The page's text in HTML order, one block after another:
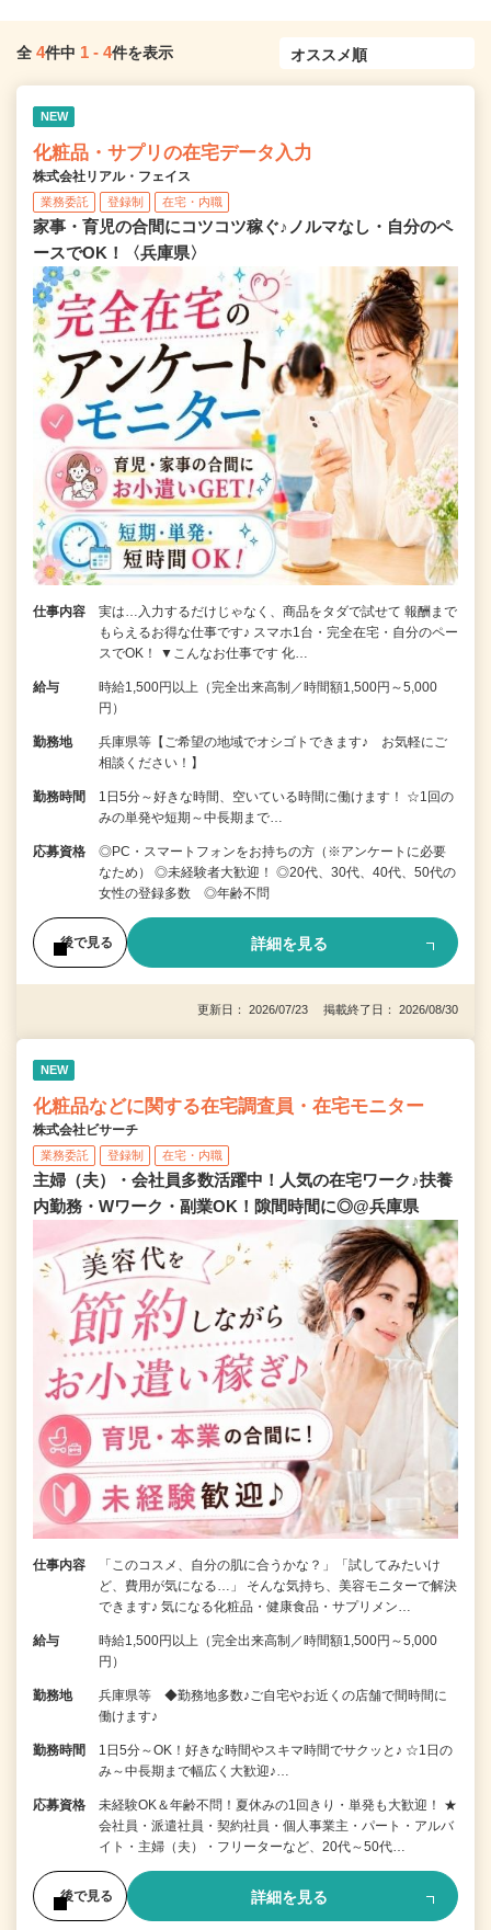
全 4件中 1 - 4件を表示
NEW
化粧品・サプリの在宅データ入力
株式会社リアル・フェイス
業務委託 登録制 在宅・内職
家事・育児の合間にコツコツ稼ぐ♪ノルマなし・自分のペ
ースでOK！〈兵庫県〉
仕事内容
実は…入力するだけじゃなく、商品をタダで試せて 報酬まで
もらえるお得な仕事です♪ スマホ1台・完全在宅・自分のペー
スでOK！ ▼こんなお仕事です 化…
給与
時給1,500円以上（完全出来高制／時間額1,500円～5,000
円）
勤務地
兵庫県等【ご希望の地域でオシゴトできます♪ お気軽にご
相談ください！】
勤務時間
1日5分～好きな時間、空いている時間に働けます！ ☆1回の
みの単発や短期～中長期まで…
応募資格
◎PC・スマートフォンをお持ちの方（※アンケートに必要
なため） ◎未経験者大歓迎！ ◎20代、30代、40代、50代の
女性の登録多数 ◎年齢不問
後で見る 詳細を見る
更新日： 2026/07/23 掲載終了日： 2026/08/30
NEW
化粧品などに関する在宅調査員・在宅モニター
株式会社ビサーチ
業務委託 登録制 在宅・内職
主婦（夫）・会社員多数活躍中！人気の在宅ワーク♪扶養
内勤務・Wワーク・副業OK！隙間時間に◎@兵庫県
仕事内容
「このコスメ、自分の肌に合うかな？」「試してみたいけ
ど、費用が気になる…」 そんな気持ち、美容モニターで解決
できます♪ 気になる化粧品・健康食品・サプリメン…
給与
時給1,500円以上（完全出来高制／時間額1,500円～5,000
円）
勤務地
兵庫県等 ◆勤務地多数♪ご自宅やお近くの店舗で間時間に
働けます♪
勤務時間
1日5分～OK！好きな時間やスキマ時間でサクッと♪ ☆1日の
み～中長期まで幅広く大歓迎♪…
応募資格
未経験OK＆年齢不問！夏休みの1回きり・単発も大歓迎！ ★
会社員・派遣社員・契約社員・個人事業主・パート・アルバ
イト・主婦（夫）・フリーターなど、20代～50代…
後で見る 詳細を見る